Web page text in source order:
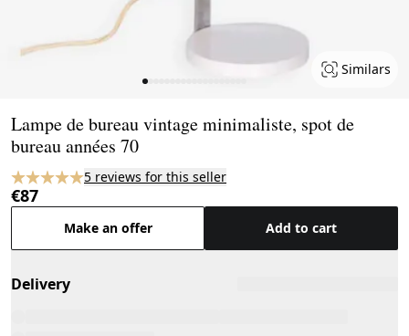
Similars
Lampe de bureau vintage minimaliste, spot de
bureau années 70
5 reviews for this seller
€87
Make an offer Add to cart
Delivery